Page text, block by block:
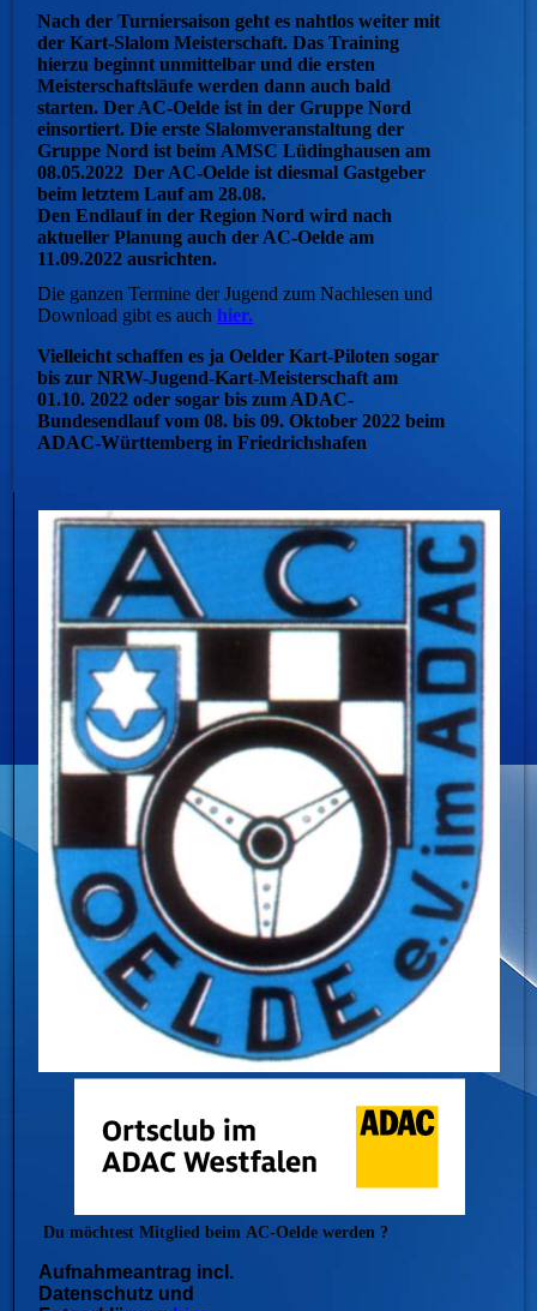
Nach der Turniersaison geht es nahtlos weiter mit
der Kart-Slalom Meisterschaft. Das Training
hierzu beginnt unmittelbar und die ersten
Meisterschaftsläufe werden dann auch bald
starten. Der AC-Oelde ist in der Gruppe Nord
einsortiert. Die erste Slalomveranstaltung der
Gruppe Nord ist beim AMSC Lüdinghausen am
08.05.2022 Der AC-Oelde ist diesmal Gastgeber
beim letztem Lauf am 28.08.
Den Endlauf in der Region Nord wird nach
aktueller Planung auch der AC-Oelde am
11.09.2022 ausrichten.
Die ganzen Termine der Jugend zum Nachlesen und
Download gibt es auchhier.
Vielleicht schaffen es ja Oelder Kart-Piloten sogar
bis zur NRW-Jugend-Kart-Meisterschaft am
01.10. 2022 oder sogar bis zum ADAC-
Bundesendlauf vom 08. bis 09. Oktober 2022 beim
ADAC-Württemberg in Friedrichshafen
Du möchtest Mitglied beimAC-Oelde werden ?
Aufnahmeantrag incl.
Datenschutz und